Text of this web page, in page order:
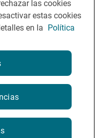
prensa
Nota legal
las cookies
estas cookies
en la Política